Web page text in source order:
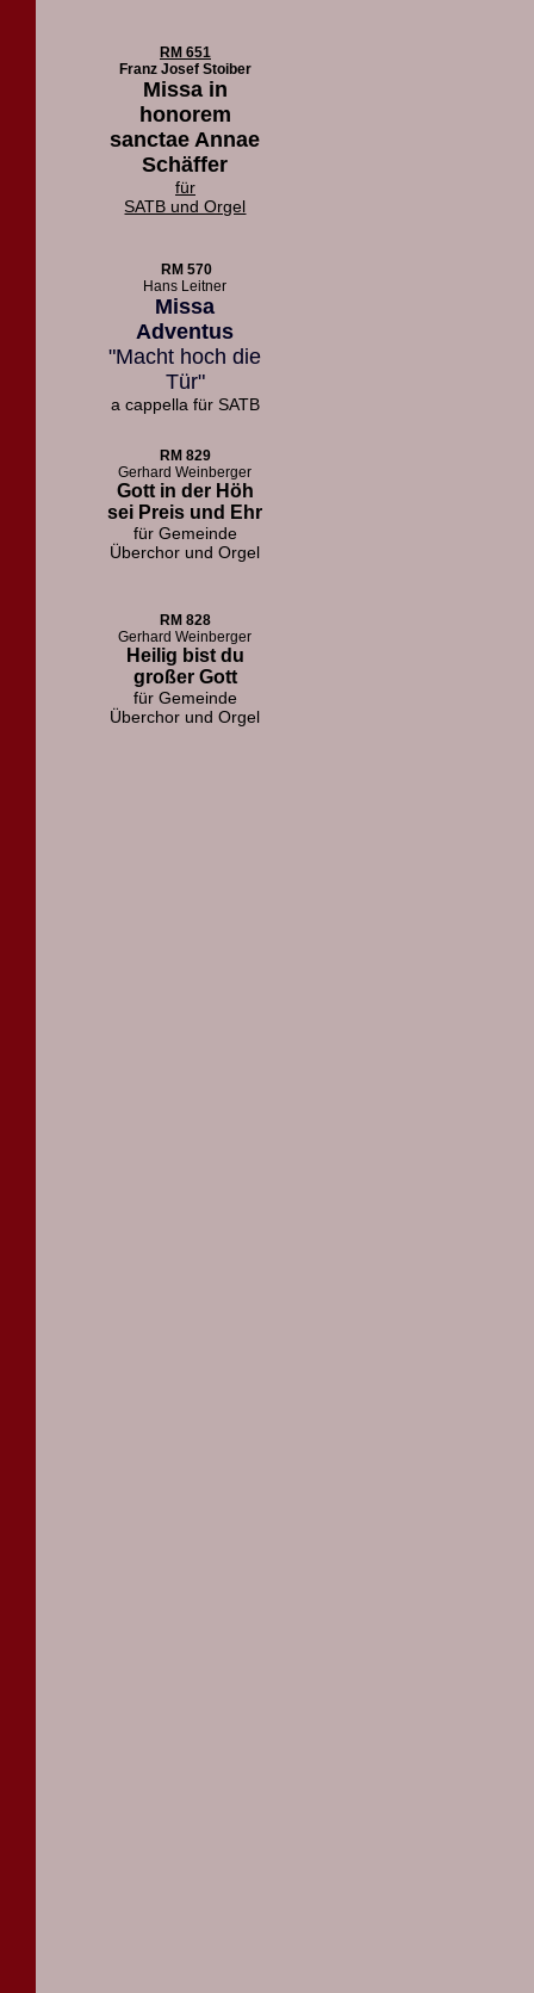
RM 651
Franz Josef Stoiber
Missa in
honorem
sanctae Annae
Schäffer
für
SATB und Orgel
RM 570
Hans Leitner
Missa
Adventus
"Macht hoch die
Tür"
a cappella für SATB
RM 829
Gerhard Weinberger
Gott in der Höh
sei Preis und Ehr
für Gemeinde
Überchor und Orgel
RM 828
Gerhard Weinberger
Heilig bist du
großer Gott
für Gemeinde
Überchor und Orgel